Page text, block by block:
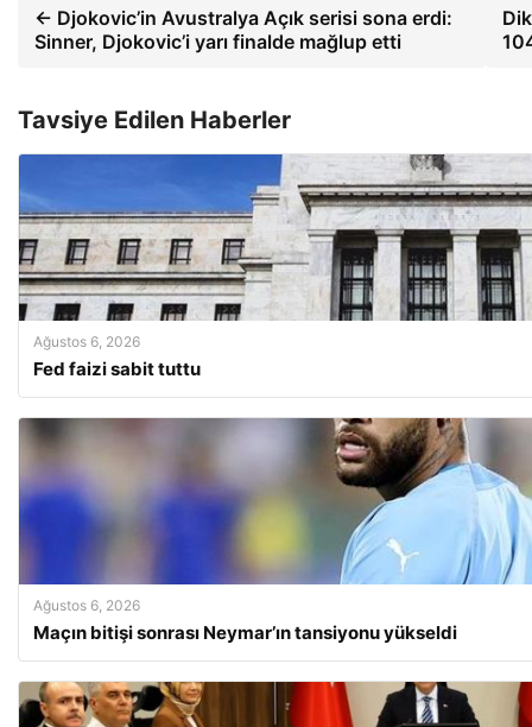
← Djokovic’in Avustralya Açık serisi sona erdi:
Sinner, Djokovic’i yarı finalde mağlup etti
Tavsiye Edilen Haberler
Ağustos 6, 2026
Fed faizi sabit tuttu
Ağustos 6, 2026
Maçın bitişi sonrası Neymar’ın tansiyonu yükseldi